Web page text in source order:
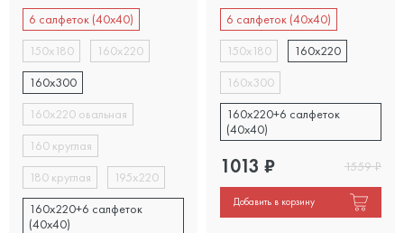
6 салфеток (40х40)
150х180
160х220
160х300
160х220 овальная
160 круглая
180 круглая
195х220
160x220+6 салфеток
(40x40)
6 салфеток (40х40)
150х180
160х220
160х300
160х220+6 салфеток
(40x40)
1013 ₽ 1559₽
Добавить в корзину